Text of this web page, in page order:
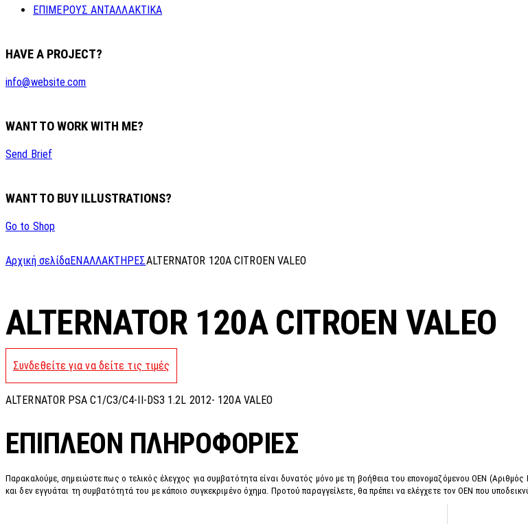
ΕΠΙΜΕΡΟΥΣ ΑΝΤΑΛΛΑΚΤΙΚΑ
HAVE A PROJECT?
info@website.com
WANT TO WORK WITH ME?
Send Brief
WANT TO BUY ILLUSTRATIONS?
Go to Shop
Αρχική σελίδαΕΝΑΛΛΑΚΤΗΡΕΣALTERNATOR 120A CITROEN VALEO
ALTERNATOR 120A CITROEN VALEO
Συνδεθείτε για να δείτε τις τιμές
ALTERNATOR PSA C1/C3/C4-II-DS3 1.2L 2012- 120A VALEO
ΕΠΙΠΛΈΟΝ ΠΛΗΡΟΦΟΡΊΕΣ
Παρακαλούμε, σημειώστε πως ο τελικός έλεγχος για συμβατότητα είναι δυνατός μόνο με τη βοήθεια του επονομαζόμενου OEN
και δεν εγγυάται τη συμβατότητά του με κάποιο συγκεκριμένο όχημα. Προτού παραγγείλετε, θα πρέπει να ελέγχετε τον OEN που